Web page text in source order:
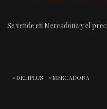
Se vende en Mercadona y el
DELIPLUS MERCADONA